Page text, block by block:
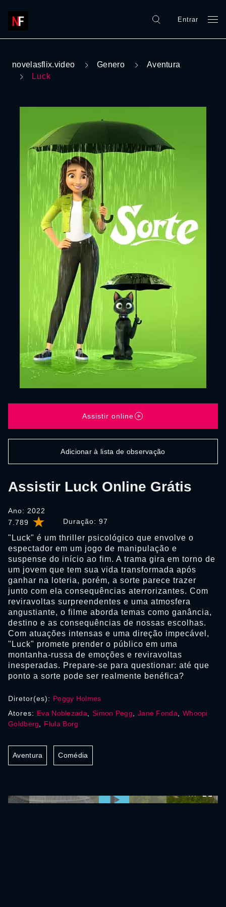
Entrar
novelasflix.video Genero
Aventura
Luck
7.789 Duração: 97
Assistir Luck Online Grátis
Ano: 2022
"Luck" é um thriller psicológico que envolve o
espectador em um jogo de manipulação e
suspense do início ao fim. A trama gira em torno de
um jovem que tem sua vida transformada após
ganhar na loteria, porém, a sorte parece trazer
junto com ela consequências aterrorizantes. Com
reviravoltas surpreendentes e uma atmosfera
angustiante, o filme aborda temas como ganância,
destino e as consequências de nossas escolhas.
Com atuações intensas e uma direção impecável,
"Luck" promete prender o público em uma
montanha-russa de emoções e reviravoltas
inesperadas. Prepare-se para questionar: até que
ponto a sorte pode ser realmente benéfica?
Assistir online
Adicionar à lista de observação
Diretor(es): Peggy Holmes
Atores: Eva Noblezada Simon Pegg Jane Fonda
Whoopi
Goldberg
Flula Borg
Aventura Comédia